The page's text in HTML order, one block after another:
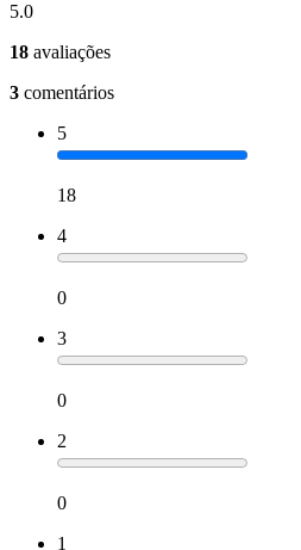
5.0
18 avaliações
3 comentários
5
18
4
0
3
0
2
0
1